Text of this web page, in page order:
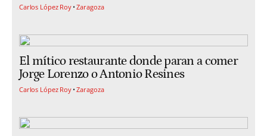
Carlos López Roy Zaragoza
El mítico restaurante donde paran a comer
Jorge Lorenzo o Antonio Resines
Carlos López Roy Zaragoza